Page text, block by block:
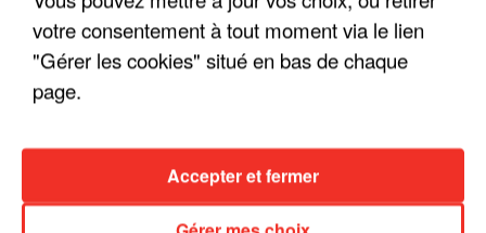
"ON A TOUS LE TRAC"
"ON N'EST PAS DES PARENTS
PARFAITS"
votre consentement à tout moment via le lien
"Gérer les cookies" situé en bas de chaque
page.
Accepter et fermer